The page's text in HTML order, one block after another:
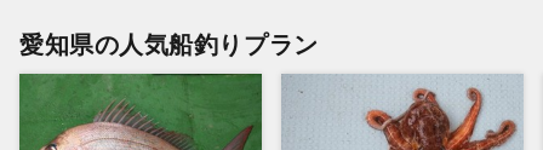
愛知県の人気船釣りプラン